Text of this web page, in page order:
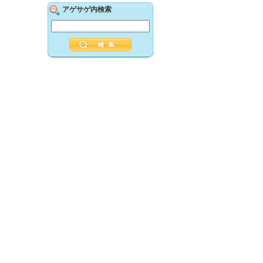
アゲサゲ内検索